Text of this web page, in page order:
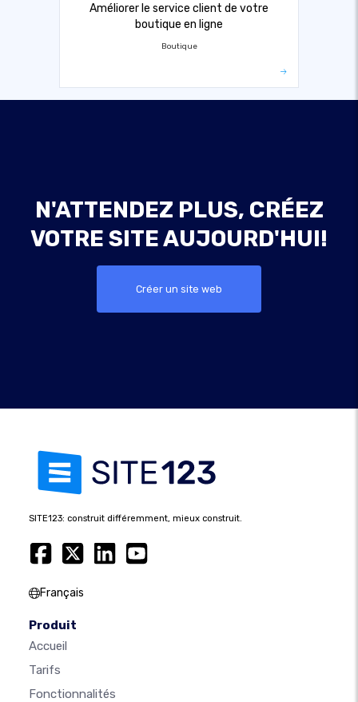
Améliorer le service client de votre
boutique en ligne
Boutique
N'ATTENDEZ PLUS, CRÉEZ
VOTRE SITE AUJOURD'HUI!
Créer un site web
SITE123: construit différemment, mieux construit.
Français
Produit
Accueil
Tarifs
Fonctionnalités